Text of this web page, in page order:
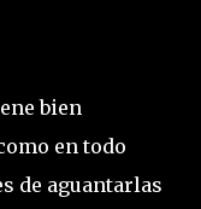
bien
en todo
de aguantarlas